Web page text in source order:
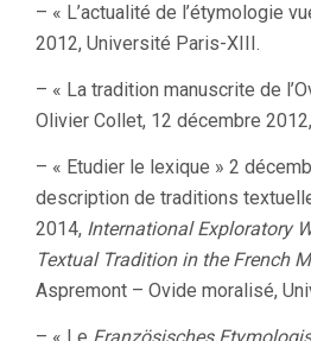
– « L’actualité de l’étymologie
2012, Université Paris-XIII.
– « La tradition manuscrite de
Olivier Collet, 12 décembre
– « Etudier le lexique » 2
description de traditions
2014, International Exploratory
Textual Tradition in the French
Aspremont – Ovide moralisé,